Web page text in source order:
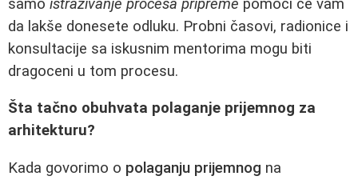
samo istraživanje procesa pripreme pomoći će vam
da lakše donesete odluku. Probni časovi, radionice i
konsultacije sa iskusnim mentorima mogu biti
dragoceni u tom procesu.
Šta tačno obuhvata polaganje prijemnog za
arhitekturu?
Kada govorimo o polaganju prijemnog na